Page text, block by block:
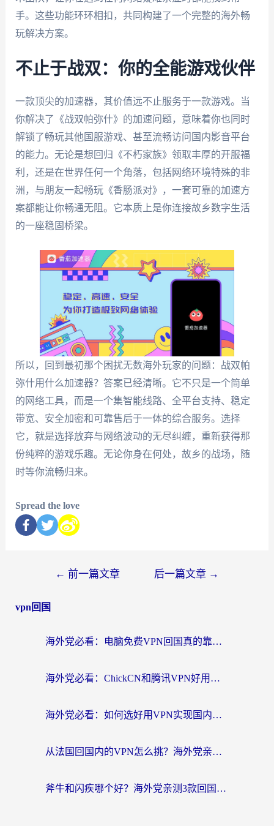
手。这些功能环环相扣，共同构建了一个完整的海外畅
玩解决方案。
不止于战双：你的全能游戏伙伴
一款顶尖的加速器，其价值远不止服务于一款游戏。当
你解决了《战双帕弥什》的加速问题，意味着你也同时
解锁了畅玩其他国服游戏、甚至流畅访问国内影音平台
的能力。无论是想回归《不朽家族》领取丰厚的开服福
利，还是在世界任何一个角落，包括网络环境特殊的非
洲，与朋友一起畅玩《香肠派对》，一套可靠的加速方
案都能让你畅通无阻。它本质上是你连接故乡数字生活
的一座稳固桥梁。
所以，回到最初那个困扰无数海外玩家的问题：战双帕
弥什用什么加速器？答案已经清晰。它不只是一个简单
的网络工具，而是一个集智能线路、全平台支持、稳定
带宽、安全加密和可靠售后于一体的综合服务。选择
它，就是选择放弃与网络波动的无尽纠缠，重新获得那
份纯粹的游戏乐趣。无论你身在何处，故乡的战场，随
时等你流畅归来。
Spread the love
← 前一篇文章 后一篇文章 →
vpn回国
海外党必看：电脑免费VPN回国真的靠谱吗？附实测对比与最优方案指南
海外党必看：ChickCN和腾讯VPN好用吗？3招选对回国加速器，告别地区限制
海外党必看：如何选好用VPN实现国内资源无缝访问？从越南到全球都适用
从法国回国内的VPN怎么挑？海外党亲测：稳定、多端、安全才是关键
斧牛和闪疾哪个好？海外党亲测3款回国加速器，教你选到不踩坑的那一款